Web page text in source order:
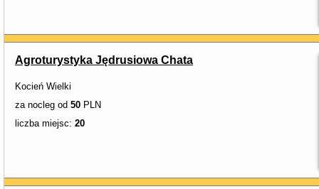
Agroturystyka Jędrusiowa Chata
Kocień Wielki
za nocleg od 50 PLN
liczba miejsc: 20